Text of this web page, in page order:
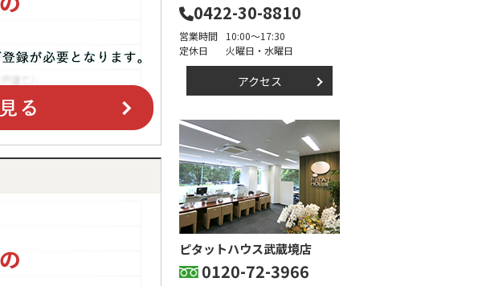
0422-30-8810
営業時間
10:00～17:30
定休日
火曜日・水曜日
アクセス
ピタットハウス武蔵境店
0120-72-3966